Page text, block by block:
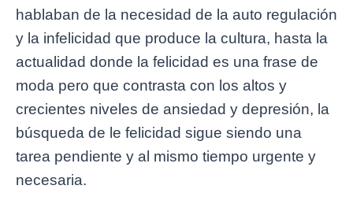
hablaban de la necesidad de la auto regulación
y la infelicidad que produce la cultura, hasta la
actualidad donde la felicidad es una frase de
moda pero que contrasta con los altos y
crecientes niveles de ansiedad y depresión, la
búsqueda de le felicidad sigue siendo una
tarea pendiente y al mismo tiempo urgente y
necesaria.